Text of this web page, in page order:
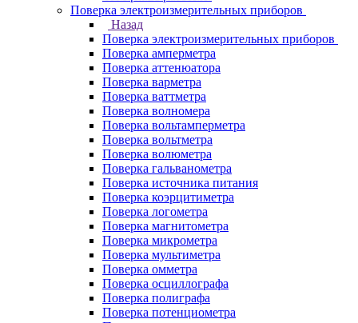
Поверка электроизмерительных приборов
Назад
Поверка электроизмерительных приборов
Поверка амперметра
Поверка аттенюатора
Поверка варметра
Поверка ваттметра
Поверка волномера
Поверка вольтамперметра
Поверка вольтметра
Поверка волюметра
Поверка гальванометра
Поверка источника питания
Поверка коэрцитиметра
Поверка логометра
Поверка магнитометра
Поверка микрометра
Поверка мультиметра
Поверка омметра
Поверка осциллографа
Поверка полиграфа
Поверка потенциометра